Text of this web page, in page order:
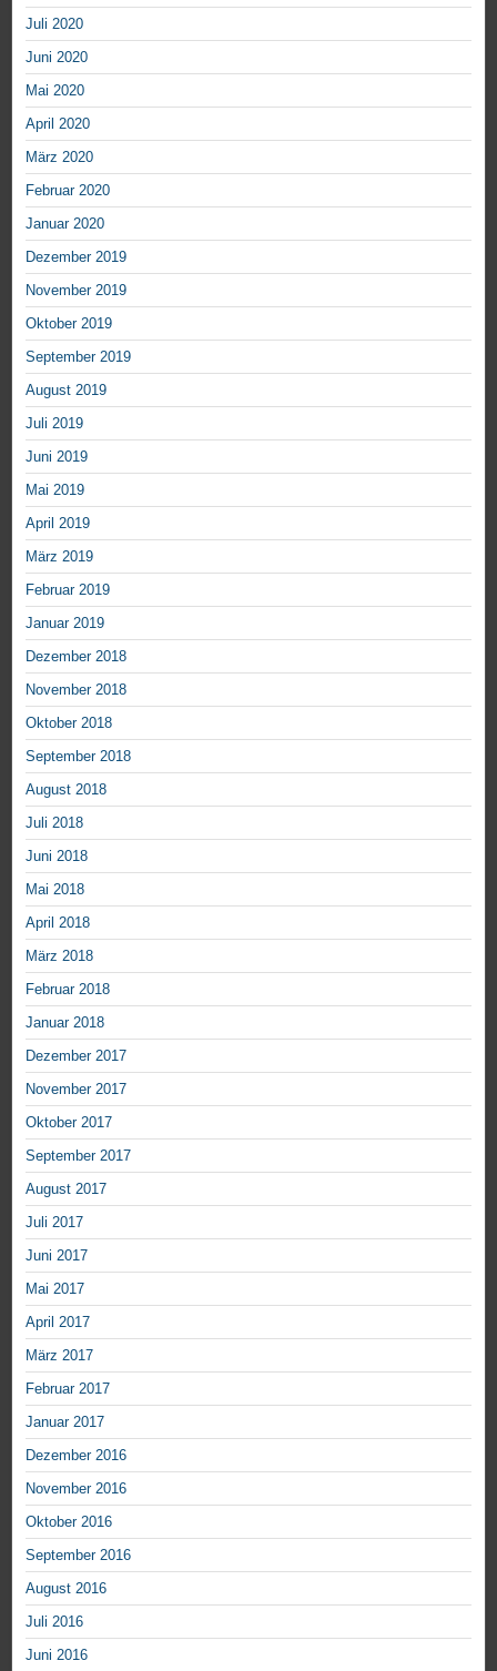
Juli 2020
Juni 2020
Mai 2020
April 2020
März 2020
Februar 2020
Januar 2020
Dezember 2019
November 2019
Oktober 2019
September 2019
August 2019
Juli 2019
Juni 2019
Mai 2019
April 2019
März 2019
Februar 2019
Januar 2019
Dezember 2018
November 2018
Oktober 2018
September 2018
August 2018
Juli 2018
Juni 2018
Mai 2018
April 2018
März 2018
Februar 2018
Januar 2018
Dezember 2017
November 2017
Oktober 2017
September 2017
August 2017
Juli 2017
Juni 2017
Mai 2017
April 2017
März 2017
Februar 2017
Januar 2017
Dezember 2016
November 2016
Oktober 2016
September 2016
August 2016
Juli 2016
Juni 2016